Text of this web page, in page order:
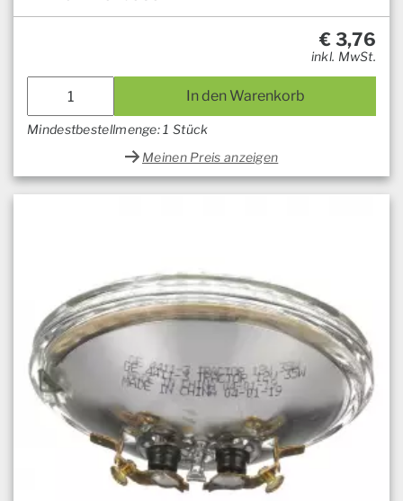
€ 3,76
inkl. MwSt.
In den Warenkorb
Mindestbestellmenge: 1 Stück
Meinen Preis anzeigen